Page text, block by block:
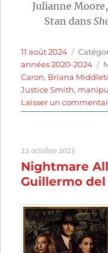
Julianne
Stan dans
Publié
le
11 août 2024
années 2020-2024
Caron, Briana
Justice Smith,
Laisser un
22 octobre 2023
Nightmare
Guillermo del